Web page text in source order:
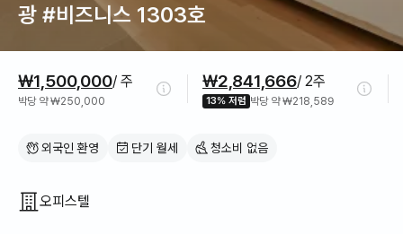
광 #비즈니스 1303호
₩1,500,000/ 주
박당 약 ₩250,000
₩2,841,666/ 2주
13% 저렴 박당 약 ₩218,589
외국인 환영 단기 월세 청소비 없음
집 구조
오피스텔